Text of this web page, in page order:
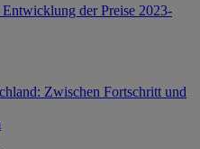
der Preise 2023-
Zwischen Fortschritt und